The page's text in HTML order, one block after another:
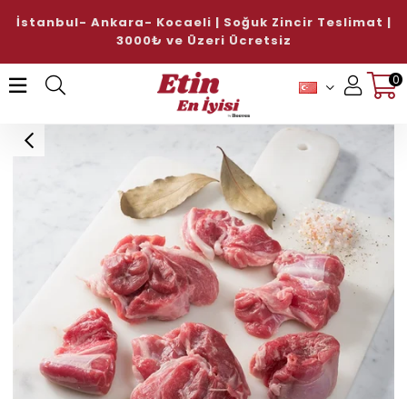
|
Doğal Sucuk ve Sosis Çeşitlerinde %15
Hediye! ALışverişe Başlayın!
Üye Ol
0